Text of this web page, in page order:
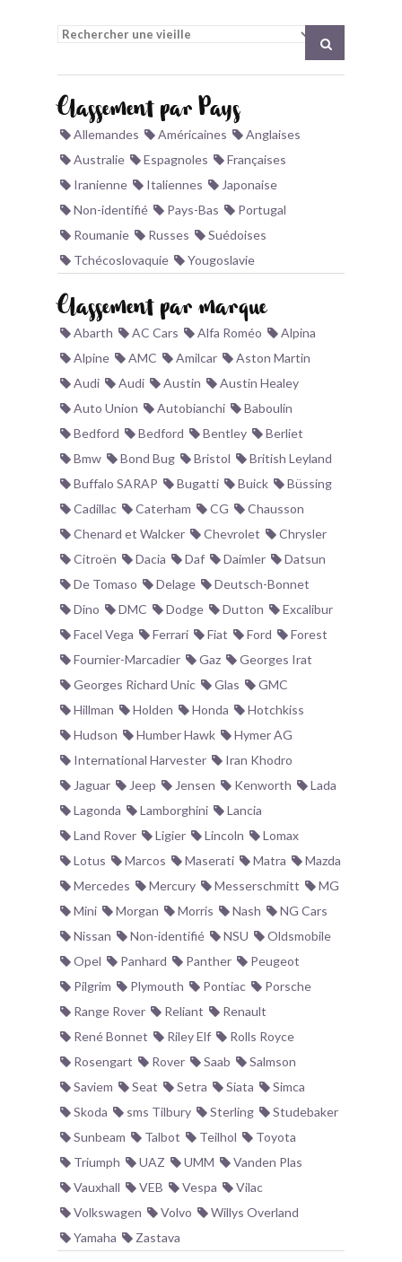
COMMENT FONCTIONNE BLV ?
Classement par Pays
Allemandes Américaines
Anglaises
Australie
Espagnoles
Françaises
Iranienne
Italiennes
Japonaise
Non-identifié
Pays-Bas
Portugal
Roumanie
Russes
Suédoises
Tchécoslovaquie
Yougoslavie
Classement par marque
Abarth AC Cars Alfa Roméo
Alpina
Alpine
AMC Amilcar
Aston Martin
Audi
Audi Austin
Austin Healey
Auto Union
Autobianchi
Baboulin
Bedford
Bedford Bentley
Berliet
Bmw
Bond Bug Bristol
British Leyland
Buffalo SARAP
Bugatti Buick
Büssing
Cadillac
Caterham CG
Chausson
Chenard et Walcker
Chevrolet
Chrysler
Citroën
Dacia Daf Daimler
Datsun
De Tomaso
Delage
Deutsch-Bonnet
Dino
DMC Dodge Dutton
Excalibur
Facel Vega
Ferrari Fiat Ford
Forest
Fournier-Marcadier
Gaz
Georges Irat
Georges Richard Unic
Glas
GMC
Hillman
Holden Honda
Hotchkiss
Hudson
Humber Hawk
Hymer AG
International Harvester
Iran Khodro
Jaguar
Jeep Jensen Kenworth
Lada
Lagonda
Lamborghini
Lancia
Land Rover
Ligier Lincoln
Lomax
Lotus
Marcos Maserati Matra
Mazda
Mercedes
Mercury Messerschmitt
MG
Mini
Morgan Morris Nash
NG Cars
Nissan
Non-identifié NSU
Oldsmobile
Opel
Panhard Panther
Peugeot
Pilgrim
Plymouth Pontiac
Porsche
Range Rover
Reliant
Renault
René Bonnet
Riley Elf
Rolls Royce
Rosengart
Rover Saab
Salmson
Saviem
Seat Setra Siata
Simca
Skoda
sms Tilbury Sterling
Studebaker
Sunbeam
Talbot Teilhol
Toyota
Triumph
UAZ UMM
Vanden Plas
Vauxhall
VEB Vespa
Vilac
Volkswagen
Volvo
Willys Overland
Yamaha
Zastava